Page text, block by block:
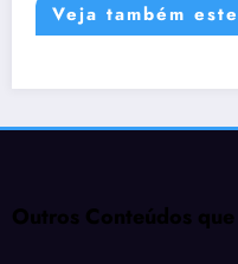
Veja também
Outros Conteúdos